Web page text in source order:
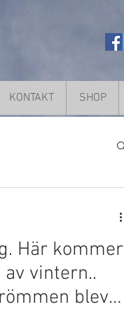
KONTAKT SHOP
Här kommer
vintern..
blev